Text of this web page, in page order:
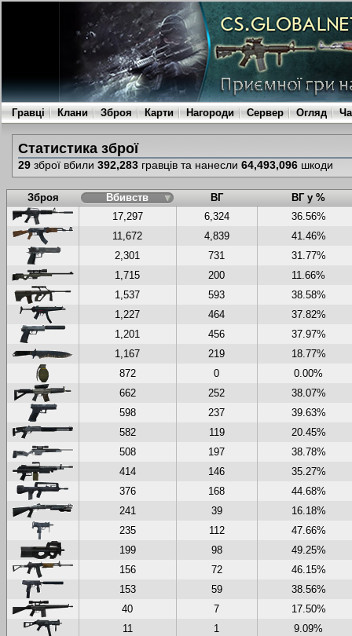
Гравці Клани Зброя Карти Нагороди Сервер Огляд
Статистика зброї
29зброї вбили 392,283гравців та нанесли 64,493,096шкоди
Зброя Вбивств ВГ
ВГ у %
17,297
6,324
36.56%
11,672
4,839
41.46%
2,301
731
31.77%
1,715
200
11.66%
1,537
593
38.58%
1,227
464
37.82%
1,201
456
37.97%
1,167
219
18.77%
872
0
0.00%
662
252
38.07%
598
237
39.63%
582
119
20.45%
508
197
38.78%
414
146
35.27%
376
168
44.68%
241
39
16.18%
235
112
47.66%
199
98
49.25%
156
72
46.15%
153
59
38.56%
40
7
17.50%
11
1
9.09%